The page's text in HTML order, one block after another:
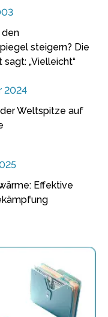
den
steigern? Die
„Vielleicht“
2024
Weltspitze auf
Effektive